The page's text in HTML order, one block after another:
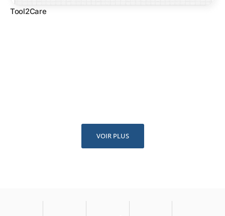
Tool2Care
VOIR PLUS